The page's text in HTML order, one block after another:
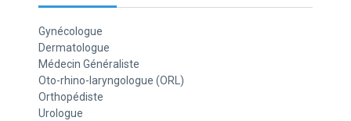
Gynécologue
Dermatologue
Médecin Généraliste
Oto-rhino-laryngologue (ORL)
Orthopédiste
Urologue